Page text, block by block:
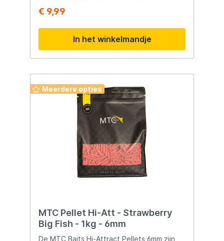
hierdoor zijn deze ook gemakkelijk als
voor de grote vis.
€ 9,99
In het winkelmandje
Meerdere opties
MTC Pellet Hi-Att - Strawberry
Big Fish - 1kg - 6mm
De MTC Baits Hi-Attract Pellets 6mm zijn